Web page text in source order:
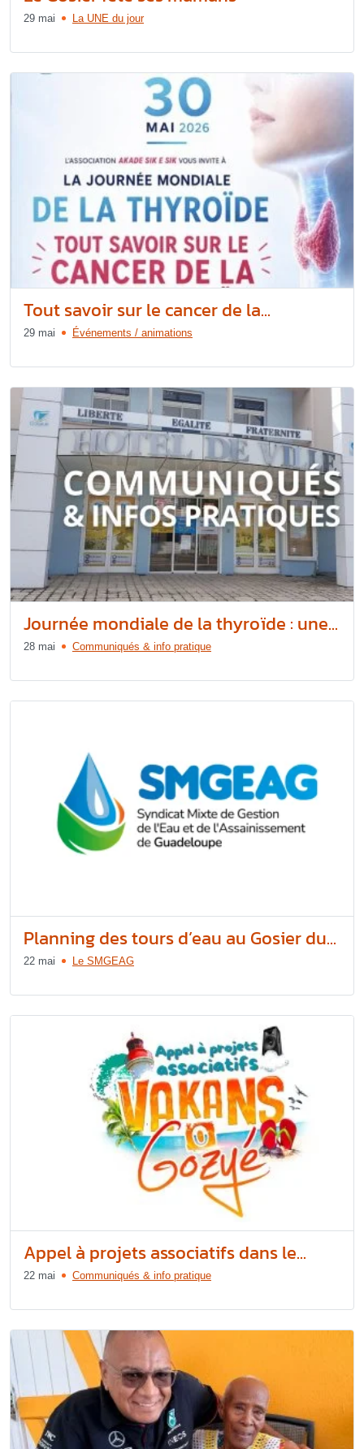
29 mai La UNE du jour
Tout savoir sur le cancer de la...
29 mai Événements / animations
Journée mondiale de la thyroïde : une...
28 mai Communiqués & info pratique
Planning des tours d’eau au Gosier du...
22 mai Le SMGEAG
Appel à projets associatifs dans le...
22 mai Communiqués & info pratique